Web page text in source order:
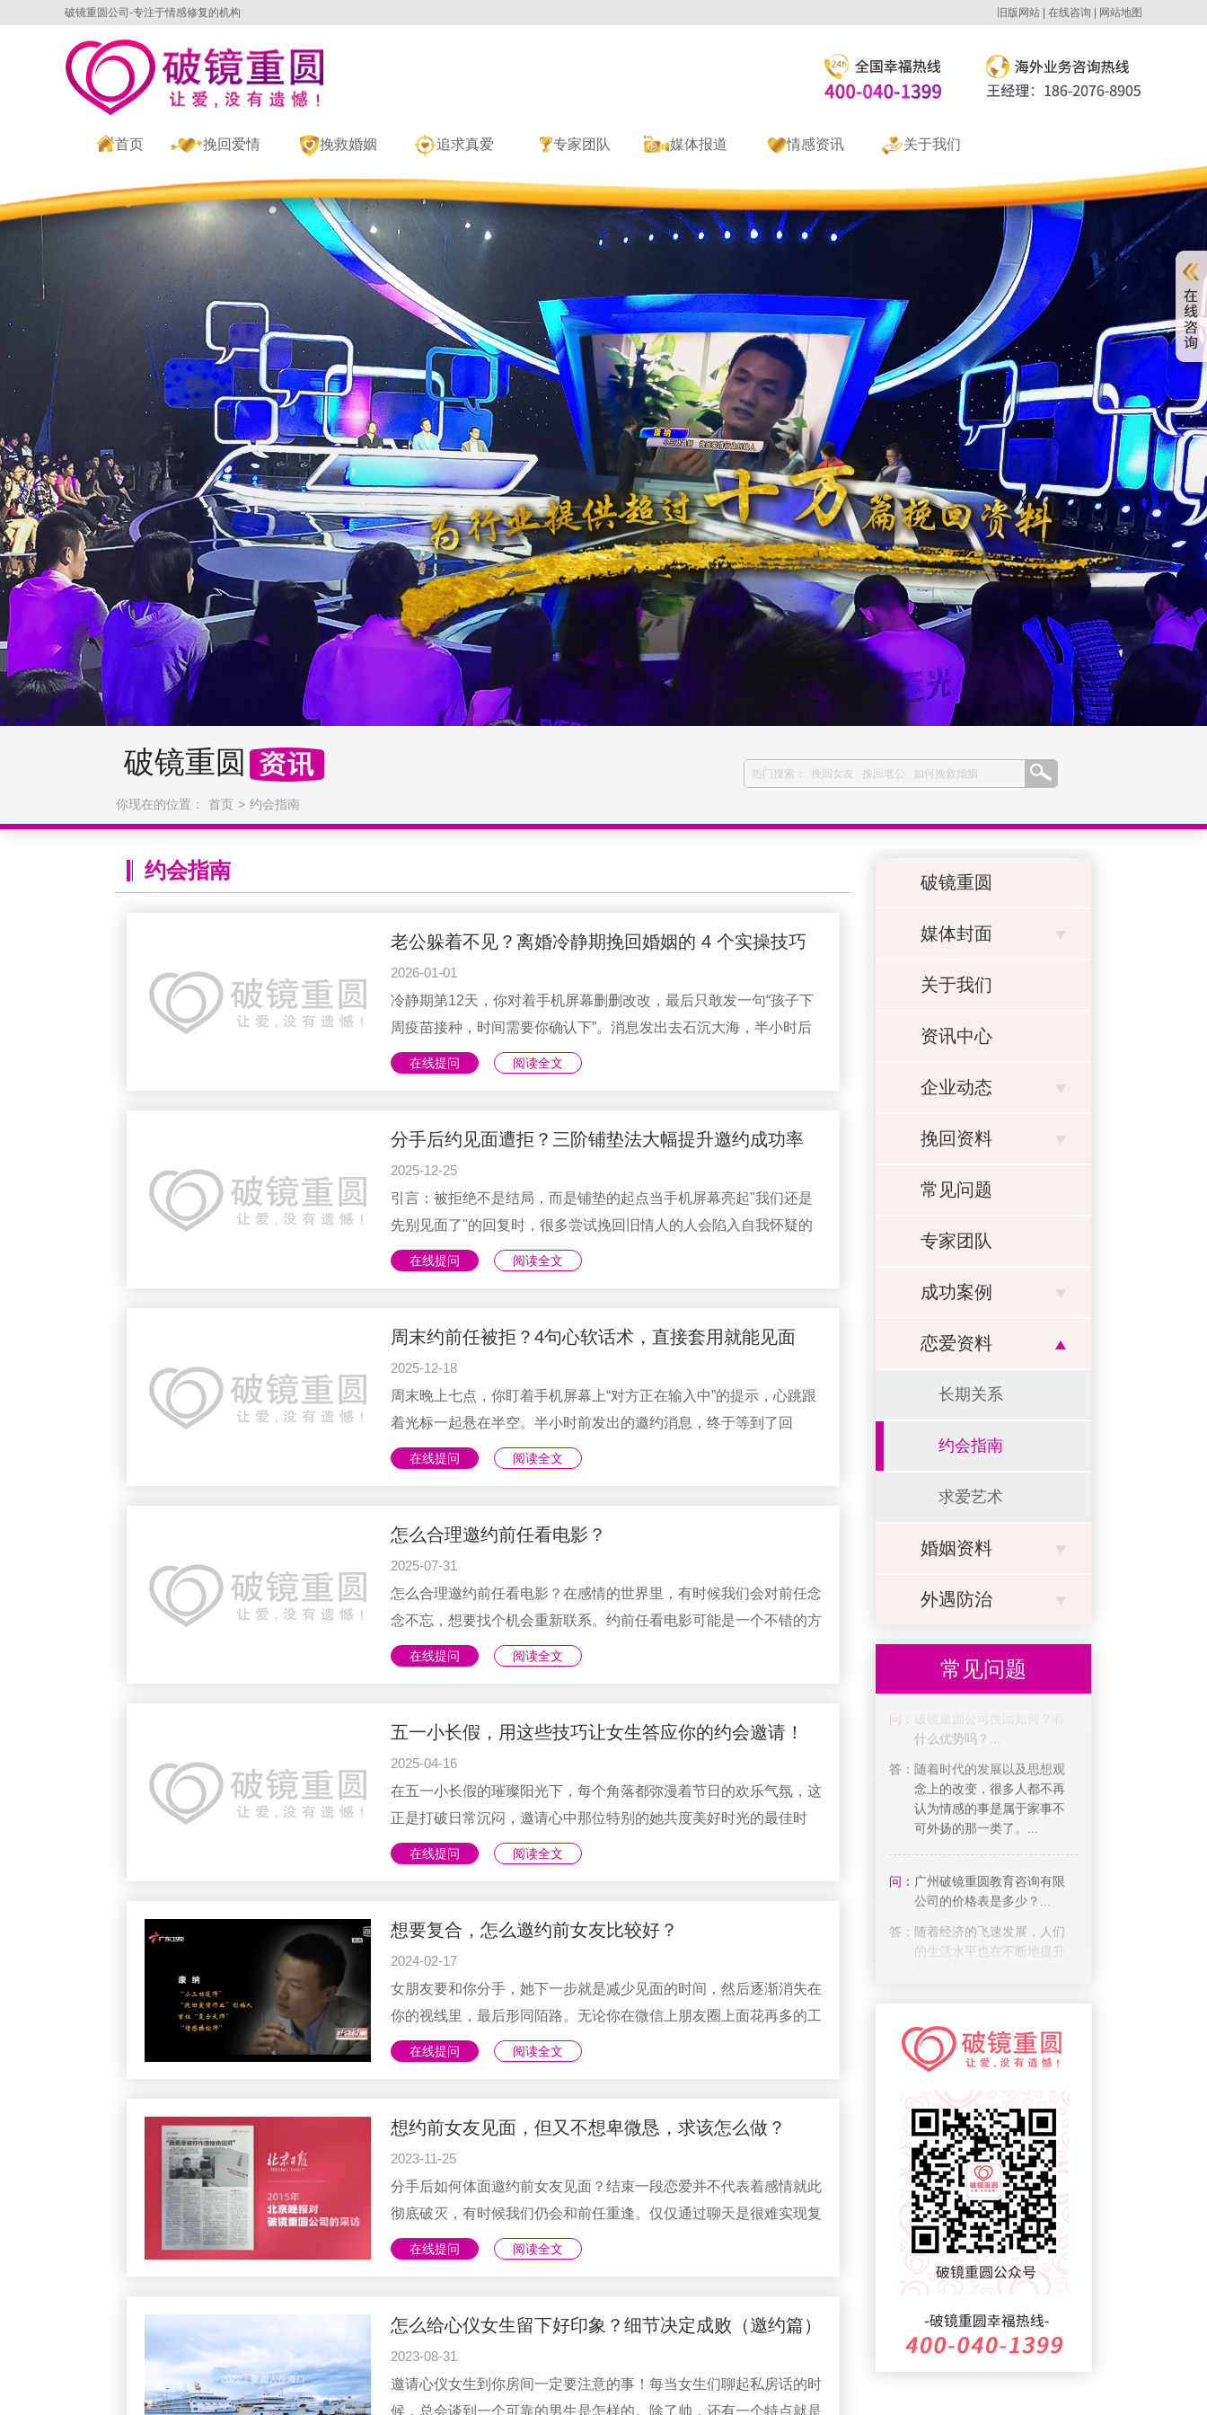
破镜重圆公司-专注于情感修复的机构 旧版网站 在线咨询 网站地图
首页 挽回爱情 挽救婚姻 追求真爱 专家团队 媒体报道 情感资讯 关于我们
破镜重圆
你现在的位置： 首页 约会指南
破镜重圆
媒体封面
关于我们
资讯中心
企业动态
挽回资料
常见问题
专家团队
成功案例
恋爱资料
长期关系
约会指南
求爱艺术
婚姻资料
外遇防治
常见问题
样？靠谱吗？...
常舍不得这段感情，于是她
想到了挽回，但是不管她怎
破镜重圆公司挽回如何？有
随着时代的发展以及思想观
认为情感的事是属于家事不
可外扬的那一类了。...
随着经济的飞速发展，人们
着，但是人与人之间的交往
却变得越来越少，这...
公司可靠吗？...
答：很多人会选择分手并不是因
遇到了许许多多无法解决的
矛盾，所以其中一方...
问：广州破镜重圆教育咨询有限
公司口碑好吗？...
答：很多人在遇到情感问题时，
都想要找到一家口碑好的，
成功案例多的情感挽回公
司。但是随着这一新兴...
问：广州破镜重圆教育咨询有限
公司是假的吗？...
约会指南
老公躲着不见？离婚冷静期挽回婚姻的 4 个实操技巧
2026-01-01
冷静期第12天，你对着手机屏幕删删改改，最后只敢发一句“孩子下
周疫苗接种，时间需要你确认下”。消息发出去石沉大海，半小时后
忍不住拨电话，只听到“您拨打的用户正在通话中”——其实你清楚，
是，再过十几天冷静期结束，连“谈一谈”的机会都没了。但我想告诉
你：老公拒绝见面，不是“彻底判了死刑”，而是他在用最笨拙的方式
表达“我现在很混乱，不想再冲突”。我们不用逼他“必须见面”，而是
要学会“让他......
在线提问 阅读全文
分手后约见面遭拒？三阶铺垫法大幅提升邀约成功率
2025-12-25
引言：被拒绝不是结局，而是铺垫的起点当手机屏幕亮起"我们还是
先别见面了"的回复时，很多尝试挽回旧情人的人会陷入自我怀疑的
漩涡。但请别急着否定自己，邀约本身就是一场心理博弈。根据我们
建从"被拒绝"到"主动赴约"的隐形阶梯。第一阶段：无需求感铺垫
——制造安全对话场域核心逻辑：用第三方话题破除防御机制典型场
景：分手后因遗留物品/共同宠物/工作交接需要联系错误示范："能把
我的书寄过来吗？......
在线提问 阅读全文
周末约前任被拒？4句心软话术，直接套用就能见面
2025-12-18
周末晚上七点，你盯着手机屏幕上“对方正在输入中”的提示，心跳跟
着光标一起悬在半空。半小时前发出的邀约消息，终于等到了回
复：“这周有点忙，下次吧。”屏幕外的你瞬间泄了气，编辑信息时反
挽回指导中，邀约见面是打破僵局的关键一步，选对周末这个黄金时
机，用对“低压力、高共鸣”的话术，这个周末就能见到前任。咱们做
挽回的都知道，前任答应见面的核心是“没压力+有期待”。周末本......
在线提问 阅读全文
怎么合理邀约前任看电影？
2025-07-31
怎么合理邀约前任看电影？在感情的世界里，有时候我们会对前任念
念不忘，想要找个机会重新联系。约前任看电影可能是一个不错的方
式，但如何邀约才能让需求感不会太高呢？如果对方有不同的反应，
定的时候邀约，这样很可能会遭到拒绝。可以选择在一段时间后，当
双方的情绪都已经平静下来，并且有了一定的距离感时，再考虑邀
约。例如，可以在分手后几个月，或者在某个特殊的日子，如对方的
生日、你们曾经的纪念日等，......
在线提问 阅读全文
五一小长假，用这些技巧让女生答应你的约会邀请！
2025-04-16
在五一小长假的璀璨阳光下，每个角落都弥漫着节日的欢乐气氛，这
正是打破日常沉闷，邀请心中那位特别的她共度美好时光的最佳时
机。然而，面对心仪的女生，如何巧妙地提出邀请，让她欣然接受，
一小长假前的一两周，不妨开始在聊天中偶尔提及假期计划，比
如：“五一假期你有什么打算吗？听说有个新开的艺术展挺不错
的。”这样既不过分直接，又能让她感受到你对假期有所期待，为后
续的正式邀请埋下伏笔。第二招：个性......
在线提问 阅读全文
想要复合，怎么邀约前女友比较好？
2024-02-17
女朋友要和你分手，她下一步就是减少见面的时间，然后逐渐消失在
你的视线里，最后形同陌路。无论你在微信上朋友圈上面花再多的工
夫，最终的目的就是要约她出来。要想挽回女朋友就要不断地创造出
友。那在分手后应该如何约女友出来见面呢？1.约会前已经在微信上
建立一定的兴趣度前面都说过在微信上朋友圈上面不断花工夫的目的
就是约对方出来见面，所以你要从提升自己的魅力，不断提高的价值
足够重新吸引女朋友才能发出......
在线提问 阅读全文
想约前女友见面，但又不想卑微恳，求该怎么做？
2023-11-25
分手后如何体面邀约前女友见面？结束一段恋爱并不代表着感情就此
彻底破灭，有时候我们仍会和前任重逢。仅仅通过聊天是很难实现复
合的目标的，见面无疑是增进感情密度最好的方式。复合的正确顺序
意味着她对你的一些行为不再抗拒。这时候，你可以考虑邀请对方做
些什么。我们需要如何恰当地邀请前女友见面呢？以下是一些建议和
措辞。1、在邀约之前，可以先为邀约做些准备工作，可以找个借口
邀请对方，以避免给对方带......
在线提问 阅读全文
怎么给心仪女生留下好印象？细节决定成败（邀约篇）
2023-08-31
邀请心仪女生到你房间一定要注意的事！每当女生们聊起私房话的时
候，总会谈到一个可靠的男生是怎样的。除了帅，还有一个特点就是